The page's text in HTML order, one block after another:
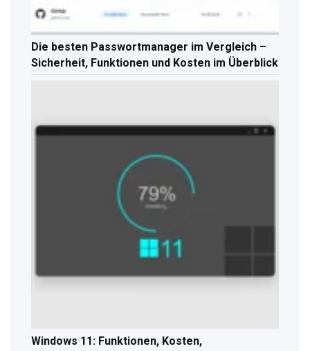
Die besten Passwortmanager im Vergleich –
Sicherheit, Funktionen und Kosten im Überblick
Windows 11: Funktionen, Kosten,